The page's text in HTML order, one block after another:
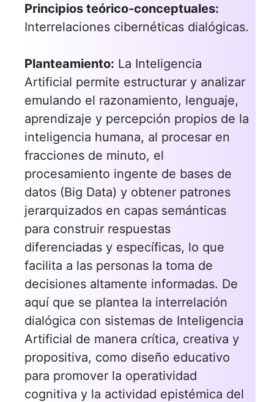
Principios teórico-conceptuales:
Interrelaciones cibernéticas dialógicas.
Planteamiento: La Inteligencia
Artificial permite estructurar y analizar
emulando el razonamiento, lenguaje,
aprendizaje y percepción propios de la
inteligencia humana, al procesar en
fracciones de minuto, el
procesamiento ingente de bases de
datos (Big Data) y obtener patrones
jerarquizados en capas semánticas
para construir respuestas
diferenciadas y específicas, lo que
facilita a las personas la toma de
decisiones altamente informadas. De
aquí que se plantea la interrelación
dialógica con sistemas de Inteligencia
Artificial de manera crítica, creativa y
propositiva, como diseño educativo
para promover la operatividad
cognitiva y la actividad epistémica del